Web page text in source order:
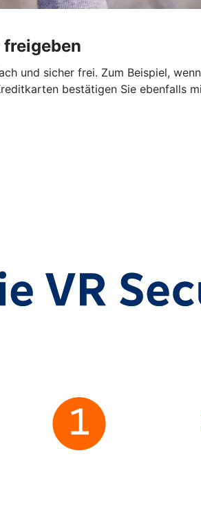
und sicher frei. Zum Beispiel,
bestätigen Sie ebenfalls